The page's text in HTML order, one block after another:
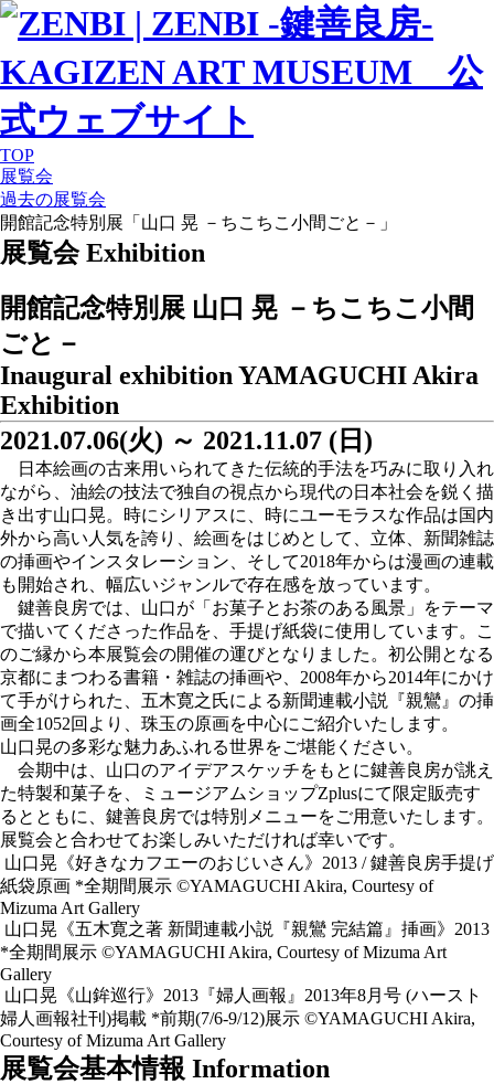
TOP
展覧会
過去の展覧会
開館記念特別展「山口 晃 －ちこちこ小間ごと－」
展覧会 Exhibition
開館記念特別展 山口 晃 －ちこちこ小間
ごと－
Inaugural exhibition YAMAGUCHI Akira
Exhibition
2021.07.06(火) ～ 2021.11.07 (日)
日本絵画の古来用いられてきた伝統的手法を巧みに取り入れ
ながら、油絵の技法で独自の視点から現代の日本社会を鋭く描
き出す山口晃。時にシリアスに、時にユーモラスな作品は国内
外から高い人気を誇り、絵画をはじめとして、立体、新聞雑誌
の挿画やインスタレーション、そして2018年からは漫画の連載
も開始され、幅広いジャンルで存在感を放っています。
鍵善良房では、山口が「お菓子とお茶のある風景」をテーマ
で描いてくださった作品を、手提げ紙袋に使用しています。こ
のご縁から本展覧会の開催の運びとなりました。初公開となる
京都にまつわる書籍・雑誌の挿画や、2008年から2014年にかけ
て手がけられた、五木寛之氏による新聞連載小説『親鸞』の挿
画全1052回より、珠玉の原画を中心にご紹介いたします。
山口晃の多彩な魅力あふれる世界をご堪能ください。
会期中は、山口のアイデアスケッチをもとに鍵善良房が誂え
た特製和菓子を、ミュージアムショップZplusにて限定販売す
るとともに、鍵善良房では特別メニューをご用意いたします。
展覧会と合わせてお楽しみいただければ幸いです。
山口晃《好きなカフエーのおじいさん》2013 / 鍵善良房手提げ
紙袋原画 *全期間展示 ©YAMAGUCHI Akira, Courtesy of
Mizuma Art Gallery
山口晃《五木寛之著 新聞連載小説『親鸞 完結篇』挿画》2013
*全期間展示 ©YAMAGUCHI Akira, Courtesy of Mizuma Art
Gallery
山口晃《山鉾巡行》2013『婦人画報』2013年8月号 (ハースト
婦人画報社刊)掲載 *前期(7/6-9/12)展示 ©YAMAGUCHI Akira,
Courtesy of Mizuma Art Gallery
展覧会基本情報 Information